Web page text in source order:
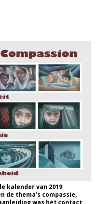
kalender van 2019
thema’s compassie,